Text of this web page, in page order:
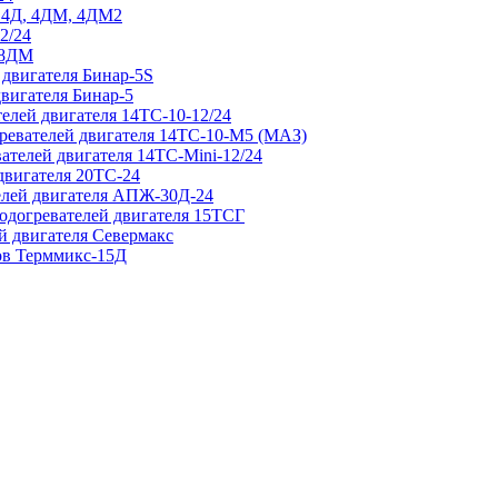
4Д, 4ДМ, 4ДМ2
24
8ДМ
Бинар-5S
Бинар-5
двигателя 14ТС-10-12/24
двигателя 14ТС-10-М5 (МАЗ)
двигателя 14ТС-Mini-12/24
20ТС-24
двигателя АПЖ-30Д-24
двигателя 15ТСГ
двигателя Севермакс
Терммикс-15Д